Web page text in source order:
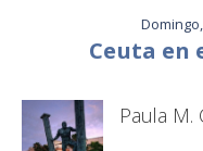
Ceuta en
Paula M.